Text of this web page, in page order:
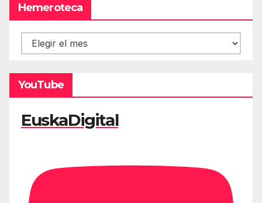
Hemeroteca
Hemeroteca
YouTube
EuskaDigital